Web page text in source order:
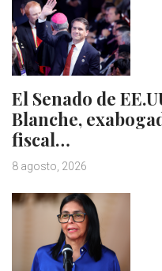
El Senado de
Blanche,
fiscal…
8 agosto, 2026